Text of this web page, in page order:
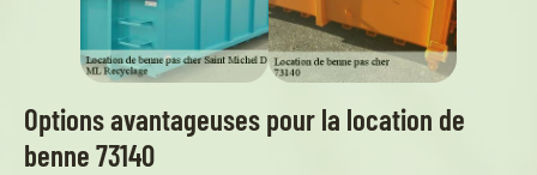
Options avantageuses pour la location de
benne 73140